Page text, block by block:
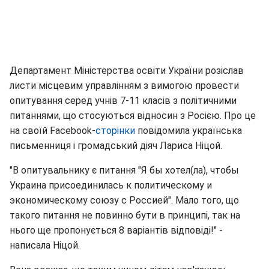
Департамент Міністерства освіти України розіслав
листи місцевим управлінням з вимогою провести
опитування серед учнів 7-11 класів з політичними
питаннями, що стосуються відносин з Росією. Про це
на своїй Facebook-сторінки повідомила українська
письменниця і громадський діяч Лариса Ніцой.
"В опитувальнику є питання "Я бы хотел(ла), чтобы
Украина присоединилась к политическому и
экономическому союзу с Россией". Мало того, що
такого питання не повинно бути в принципі, так на
нього ще пропонується 8 варіантів відповіді!" -
написала Ніцой.